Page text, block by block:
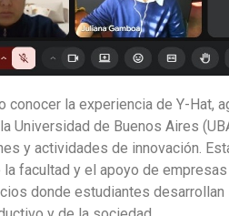
conocer la experiencia de Y-Hat,
Universidad de Buenos Aires
y actividades de innovación.
facultad y el apoyo de
donde estudiantes